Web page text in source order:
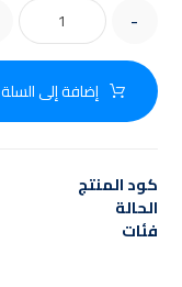
-
إضافة إلى السلة
كود المنتج
الحالة
فئات